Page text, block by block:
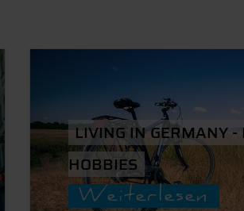
LIVING IN GERMANY -
HOBBIES
Weiterlesen